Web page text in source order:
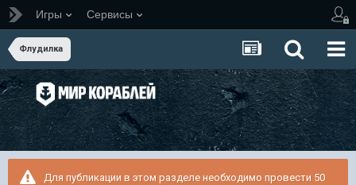
Игры Сервисы
Флудилка
Для публикации в этом разделе необходимо провести 50